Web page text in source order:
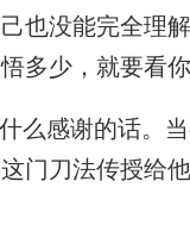
也没能完全理
多少，就要看
么感谢的话。
门刀法传授给